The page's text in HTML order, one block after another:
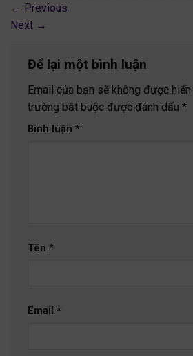
← Previous
Next →
Để lại một bình luận
Email của bạn sẽ không được
trường bắt buộc được đánh dấu *
Bình luận *
Tên *
Email *